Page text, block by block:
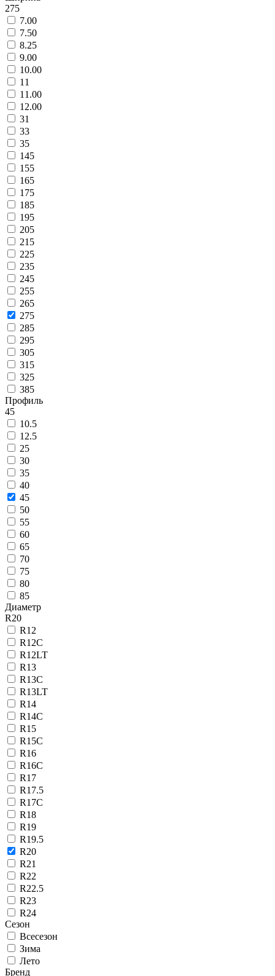
275
7.00
7.50
8.25
9.00
10.00
11
11.00
12.00
31
33
35
145
155
165
175
185
195
205
215
225
235
245
255
265
275
285
295
305
315
325
385
Профиль
45
10.5
12.5
25
30
35
40
45
50
55
60
65
70
75
80
85
Диаметр
R20
R12
R12C
R12LT
R13
R13C
R13LT
R14
R14C
R15
R15C
R16
R16C
R17
R17.5
R17C
R18
R19
R19.5
R20
R21
R22
R22.5
R23
R24
Сезон
Всесезон
Зима
Лето
Бренд